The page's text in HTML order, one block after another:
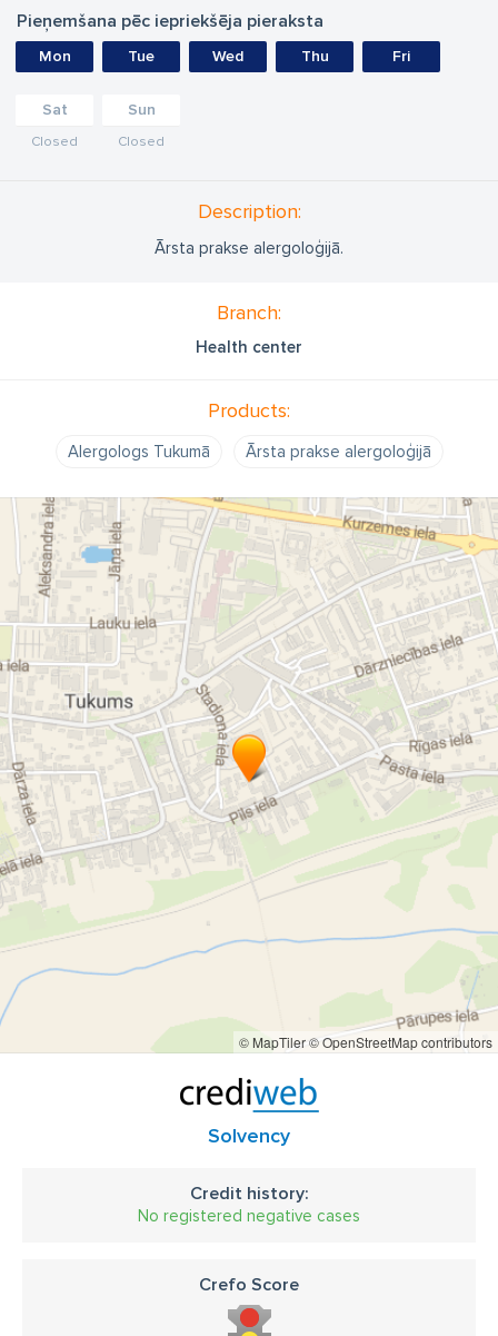
Pieņemšana pēc iepriekšēja pieraksta
Mon Tue Wed Thu Fri
Sat
Closed
Sun
Closed
Description:
Ārsta prakse alergoloģijā.
Branch:
Health center
Products:
Alergologs Tukumā Ārsta prakse alergoloģijā
© MapTiler© OpenStreetMap contributors
Solvency
Credit history:
No registered negative cases
Crefo Score